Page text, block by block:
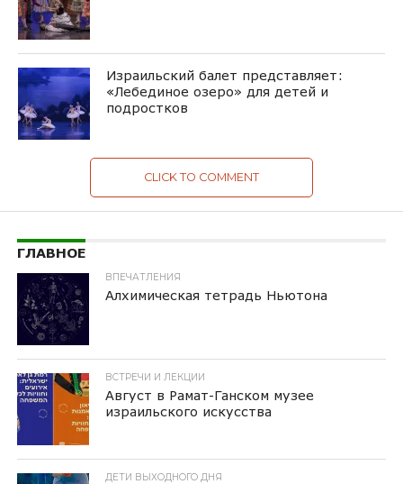
Израильский балет представляет:
«Лебединое озеро» для детей и
подростков
CLICK TO COMMENT
ГЛАВНОЕ
ВПЕЧАТЛЕНИЯ
Алхимическая тетрадь Ньютона
ВСТРЕЧИ И ЛЕКЦИИ
Август в Рамат-Ганском музее
израильского искусства
ДЕТИ ВЫХОДНОГО ДНЯ